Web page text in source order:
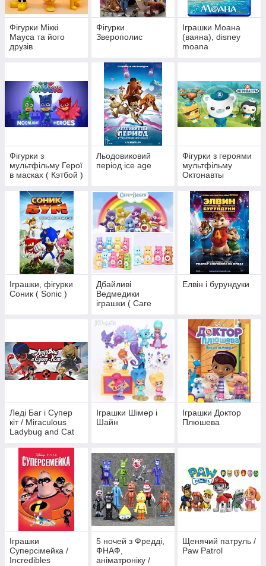
переносячи частинку дитинства у дорослий світ!
Фігурки Міккі
Мауса та його
друзів
Фігурки
Зверополис
Іграшки Моана
(ваяна), disney
moana
Фігурки з
мультфільму Герої
в масках ( Кэтбой )
Льодовиковий
період ice age
Фігурки з героями
мультфільму
Октонавты
Іграшки, фігурки
Соник ( Sonic )
Дбайливі
Ведмедики
іграшки ( Care
Елвін і бурундуки
Леді Баг і Супер
кіт / Miraculous
Ladybug and Cat
Іграшки Шімер і
Шайн
Іграшки Доктор
Плюшева
Іграшки
Суперсімейка /
Incredibles
5 ночей з Фредді,
ФНАФ,
аніматроніку /
Щенячий патруль /
Paw Patrol